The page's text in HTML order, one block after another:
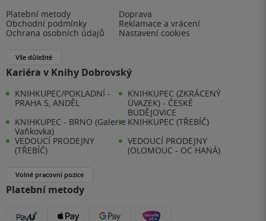
Platební metody
Doprava
Obchodní podmínky
Reklamace a vrácení
Ochrana osobních údajů
Nastavení cookies
Vše důležité
Kariéra v Knihy Dobrovský
KNIHKUPEC/POKLADNÍ -
PRAHA 5, ANDĚL
KNIHKUPEC (ZKRÁCENÝ
ÚVAZEK) - ČESKÉ
BUDĚJOVICE
KNIHKUPEC - BRNO (Galerie
Vaňkovka)
KNIHKUPEC (TŘEBÍČ)
VEDOUCÍ PRODEJNY
(TŘEBÍČ)
VEDOUCÍ PRODEJNY
(OLOMOUC - OC HANÁ)
Volné pracovní pozice
Platební metody